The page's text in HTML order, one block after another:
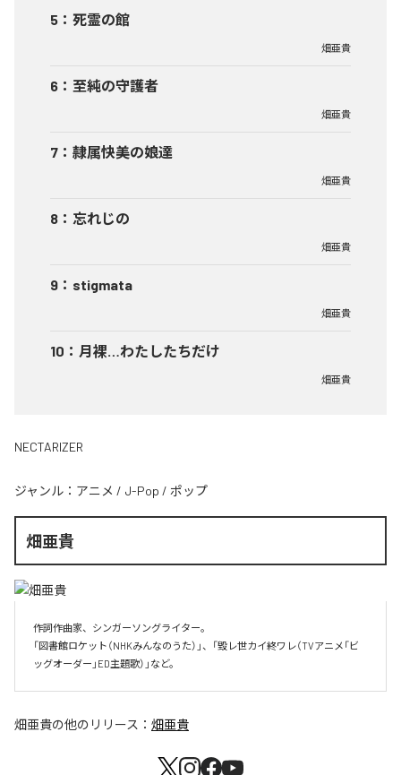
5 ： 死霊の館
畑亜貴
6 ： 至純の守護者
畑亜貴
7 ： 隷属快美の娘達
畑亜貴
8 ： 忘れじの
畑亜貴
9 ： stigmata
畑亜貴
10 ： 月裸…わたしたちだけ
畑亜貴
NECTARIZER
ジャンル： アニメ / J-Pop / ポップ
畑亜貴
作詞作曲家、シンガーソングライター。
「図書館ロケット（NHKみんなのうた）」、「毀レ世カイ終ワレ（TVアニメ「ビ
ッグオーダー」ED主題歌）」など。
畑亜貴の他のリリース： 畑亜貴